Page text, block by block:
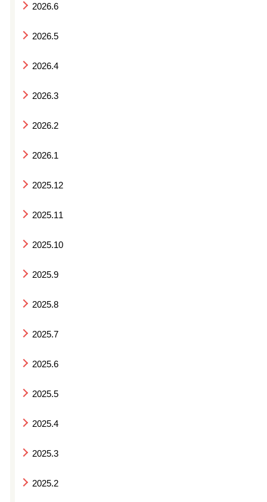
2026.6
2026.5
2026.4
2026.3
2026.2
2026.1
2025.12
2025.11
2025.10
2025.9
2025.8
2025.7
2025.6
2025.5
2025.4
2025.3
2025.2